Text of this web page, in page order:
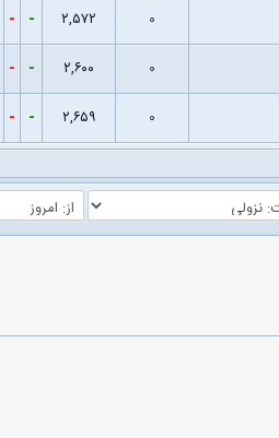
۰ ۲,۵۷۲ -
-
۰ ۲,۶۰۰ -
-
۰ ۲,۶۵۹ -
-